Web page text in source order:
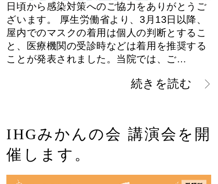
日頃から感染対策へのご協力をありがとうご
ざいます。 厚生労働省より、3月13日以降、
屋内でのマスクの着用は個人の判断とするこ
と、医療機関の受診時などは着用を推奨する
ことが発表されました。当院では、ご…
続きを読む
IHGみかんの会 講演会を開
催します。